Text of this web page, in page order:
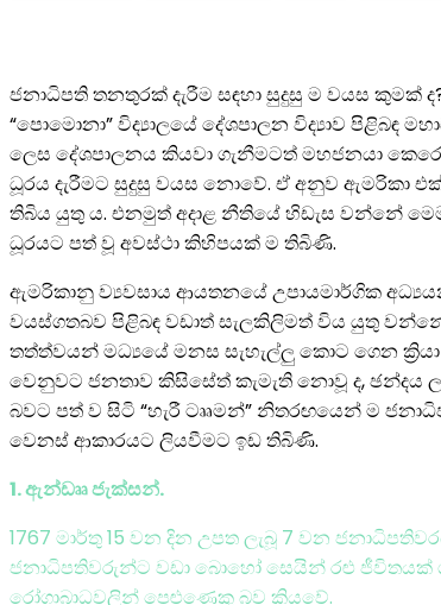
ජනාධිපති තනතුරක් දැරීම සඳහා සුදුසු ම වයස කුමක්
“පොමොනා” විද්‍යාලයේ දේශපාලන විද්‍යාව පිළිබඳ
ලෙස දේශපාලනය කියවා ගැනීමටත් මහජනයා
ධූරය දැරීමට සුදුසු වයස නොවේ. ඒ අනුව ඇමරිකා
තිබිය යුතු ය. එනමුත් අදාළ නීතියේ හිඩැස වන්නේ
ධූරයට පත් වූ අවස්ථා කිහිපයක් ම තිබිණි.
ඇමරිකානු ව්‍යවසාය ආයතනයේ උපායමාර්ගික
වයස්ගතබව පිළිබඳ වඩාත් සැලකිලිමත් විය යුතු
තත්ත්වයන් මධ්‍යයේ මනස සැහැල්ලු කොට ගෙන
වෙනුවට ජනතාව කිසිසේත් කැමැති නොවූ ද, ඡන්දය
බවට පත් ව සිටි “හැරී ටෲමන්” නිතරඟයෙන් ම
වෙනස් ආකාරයට ලියවීමට ඉඩ තිබිණි.
1. ඇන්ඩෲ ජැක්සන්.
1767 මාර්තු 15 වන දින උපත ලැබූ 7 වන
ජනාධිපතිවරුන්ට වඩා බොහෝ සෙයින් රළු ජීවිතයක්
රෝගාබාධවලින් පෙළුණෙකු බව කියවේ.